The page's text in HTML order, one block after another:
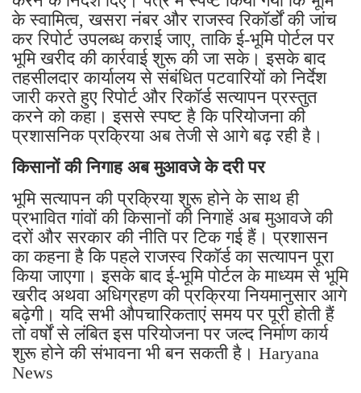
के स्वामित्व, खसरा नंबर और राजस्व रिकॉर्डों की जांच
कर रिपोर्ट उपलब्ध कराई जाए, ताकि ई-भूमि पोर्टल पर
भूमि खरीद की कार्रवाई शुरू की जा सके। इसके बाद
तहसीलदार कार्यालय से संबंधित पटवारियों को निर्देश
जारी करते हुए रिपोर्ट और रिकॉर्ड सत्यापन प्रस्तुत
करने को कहा। इससे स्पष्ट है कि परियोजना की
प्रशासनिक प्रक्रिया अब तेजी से आगे बढ़ रही है।
किसानों की निगाह अब मुआवजे के दरी पर
भूमि सत्यापन की प्रक्रिया शुरू होने के साथ ही
प्रभावित गांवों की किसानों की निगाहें अब मुआवजे की
दरों और सरकार की नीति पर टिक गई हैं। प्रशासन
का कहना है कि पहले राजस्व रिकॉर्ड का सत्यापन पूरा
किया जाएगा। इसके बाद ई-भूमि पोर्टल के माध्यम से भूमि
खरीद अथवा अधिग्रहण की प्रक्रिया नियमानुसार आगे
बढ़ेगी। यदि सभी औपचारिकताएं समय पर पूरी होती हैं
तो वर्षों से लंबित इस परियोजना पर जल्द निर्माण कार्य
शुरू होने की संभावना भी बन सकती है। Haryana
News